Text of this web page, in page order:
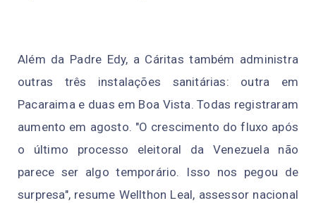
Além da Padre Edy, a Cáritas também administra
outras três instalações sanitárias: outra em
Pacaraima e duas em Boa Vista. Todas registraram
aumento em agosto. "O crescimento do fluxo após
o último processo eleitoral da Venezuela não
parece ser algo temporário. Isso nos pegou de
surpresa", resume Wellthon Leal, assessor nacional